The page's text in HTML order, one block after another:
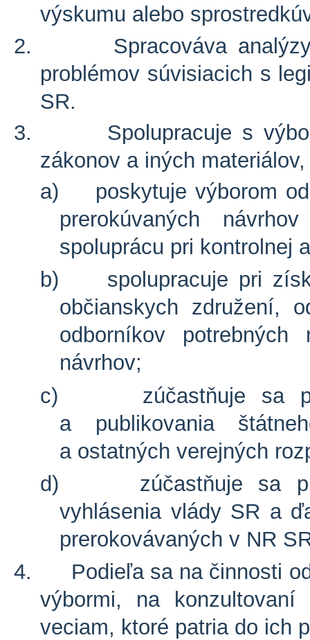
výskumu alebo
2.
Spracováva
problémov súvisiacich s
SR.
3.
Spolupracuje s
zákonov a iných
a)
poskytuje výborom
prerokúvaných
spoluprácu pri kontrolnej
b)
spolupracuje pri
občianskych združení,
odborníkov potrebných
návrhov;
c)
zúčastňuje sa
a publikovania
a ostatných verejných
d)
zúčastňuje sa
vyhlásenia vlády SR a
prerokovávaných v NR
4.
Podieľa sa na činnosti
výbormi, na
veciam, ktoré patria do ich